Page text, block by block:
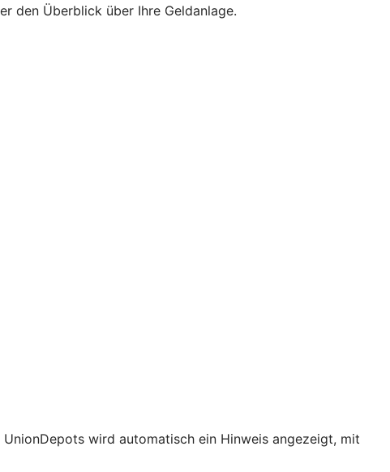
den Überblick über Ihre Geldanlage.
wird automatisch ein Hinweis angezeigt, mit